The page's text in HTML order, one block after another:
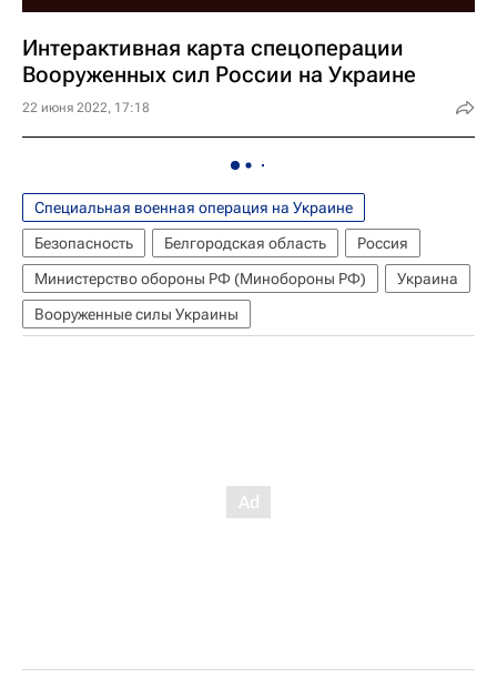
Интерактивная карта спецоперации
Вооруженных сил России на Украине
22 июня 2022, 17:18
Специальная военная операция на Украине
Безопасность
Белгородская область
Россия
Министерство обороны РФ (Минобороны РФ)
Украина
Вооруженные силы Украины